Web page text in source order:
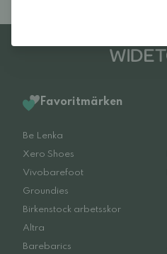
Favoritmärken
Be Lenka
Xero Shoes
Vivobarefoot
Groundies
Birkenstock arbetsskor
Altra
Barebarics